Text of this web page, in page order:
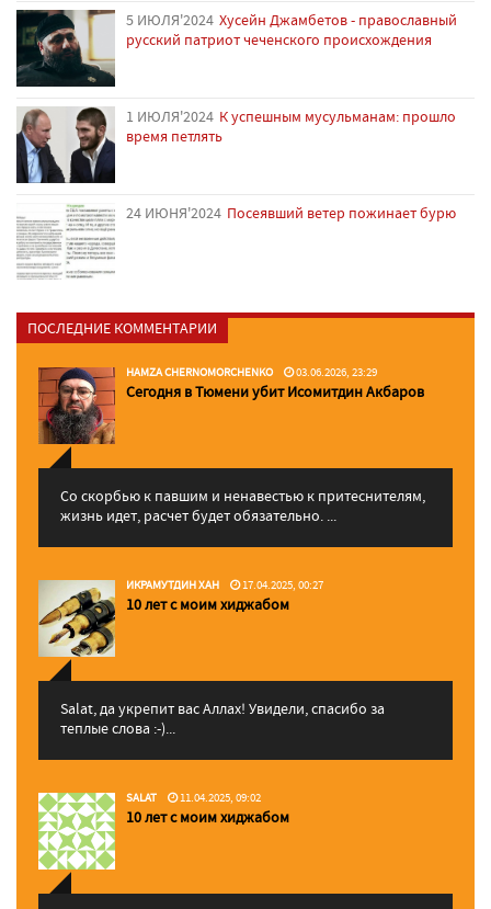
5 ИЮЛЯ'2024 Хусейн Джамбетов - православный
русский патриот чеченского происхождения
1 ИЮЛЯ'2024 К успешным мусульманам: прошло
время петлять
24 ИЮНЯ'2024 Посеявший ветер пожинает бурю
ПОСЛЕДНИЕ КОММЕНТАРИИ
HAMZA CHERNOMORCHENKO 03.06.2026, 23:29
Сегодня в Тюмени убит Исомитдин Акбаров
Со скорбью к павшим и ненавестью к притеснителям,
жизнь идет, расчет будет обязательно. ...
ИКРАМУТДИН ХАН 17.04.2025, 00:27
10 лет с моим хиджабом
Salat, да укрепит вас Аллаx! Увидели, спасибо за
теплые слова :-)...
SALAT 11.04.2025, 09:02
10 лет с моим хиджабом